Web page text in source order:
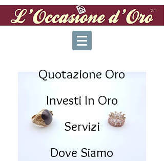
Quotazione Oro
Investi In Oro
Servizi
Dove Siamo